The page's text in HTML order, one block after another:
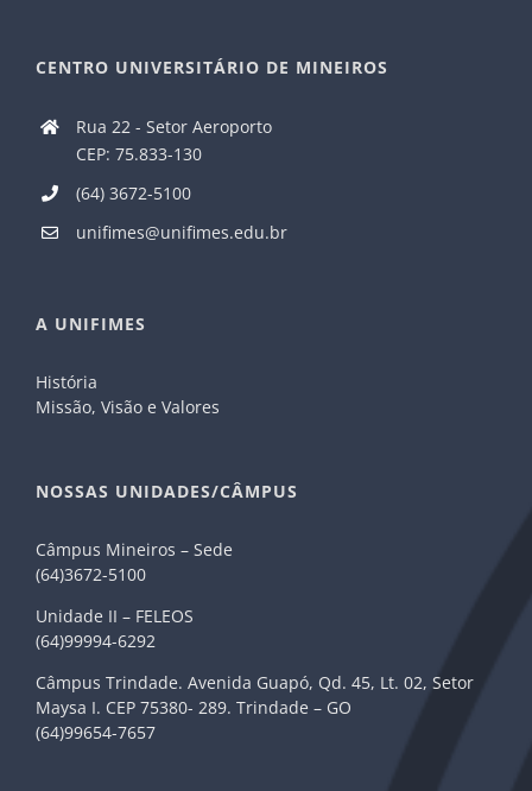
CENTRO UNIVERSITÁRIO DE MINEIROS
Rua 22 - Setor Aeroporto
CEP: 75.833-130
(64) 3672-5100
unifimes@unifimes.edu.br
A UNIFIMES
História
Missão, Visão e Valores
NOSSAS UNIDADES/CÂMPUS
Câmpus Mineiros – Sede
(64)3672-5100
Unidade II – FELEOS
(64)99994-6292
Câmpus Trindade. Avenida Guapó, Qd. 45, Lt. 02, Setor
Maysa I. CEP 75380- 289. Trindade – GO
(64)99654-7657